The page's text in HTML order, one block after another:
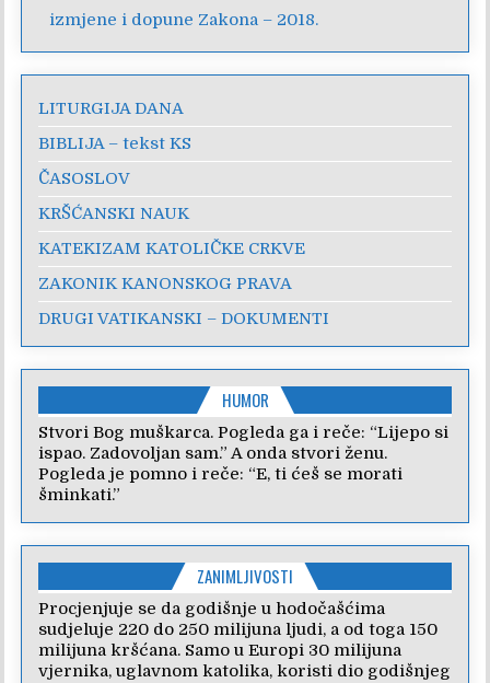
izmjene i dopune Zakona – 2018.
LITURGIJA DANA
BIBLIJA – tekst KS
ČASOSLOV
KRŠĆANSKI NAUK
KATEKIZAM KATOLIČKE CRKVE
ZAKONIK KANONSKOG PRAVA
DRUGI VATIKANSKI – DOKUMENTI
HUMOR
Stvori Bog muškarca. Pogleda ga i reče: “Lijepo si
ispao. Zadovoljan sam.” A onda stvori ženu.
Pogleda je pomno i reče: “E, ti ćeš se morati
šminkati.”
ZANIMLJIVOSTI
Procjenjuje se da godišnje u hodočašćima
sudjeluje 220 do 250 milijuna ljudi, a od toga 150
milijuna kršćana. Samo u Europi 30 milijuna
vjernika, uglavnom katolika, koristi dio godišnjeg